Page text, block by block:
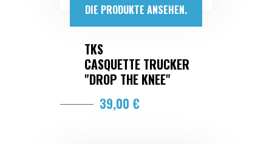
DIE PRODUKTE ANSEHEN.
TKS
CASQUETTE TRUCKER
"DROP THE KNEE"
39,00 €